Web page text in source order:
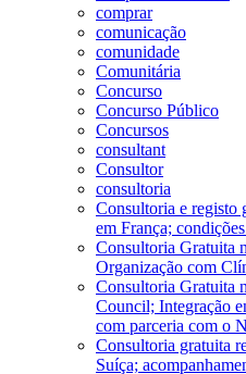
comprar
comunicação
comunidade
Comunitária
Concurso
Concurso Público
Concursos
consultant
Consultor
consultoria
Consultoria e registo
em França;
Consultoria Gratuita
Organização com
Consultoria Gratuita
Council; Integração
com parceria com o
Consultoria gratuita
Suíça;